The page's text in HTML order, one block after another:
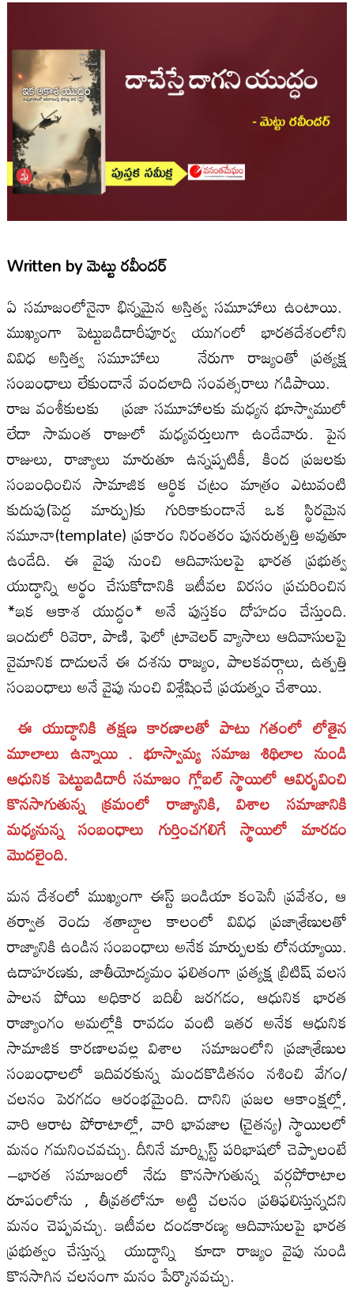
Written byమెట్టు రవీందర్
ఏ సమాజంలోనైనా భిన్నమైన అస్తిత్వ సమూహాలు ఉంటాయి.
ముఖ్యంగా పెట్టుబడిదారీపూర్వ యుగంలో భారతదేశంలోని
వివిధ అస్తిత్వ సమూహాలు నేరుగా రాజ్యంతో ప్రత్యక్ష
సంబంధాలు లేకుండానే వందలాది సంవత్సరాలు గడిపాయి.
రాజ వంశీకులకు ప్రజా సమూహాలకు మధ్యన భూస్వాములో
లేదా సామంత రాజులో మధ్యవర్తులుగా ఉండేవారు. పైన
రాజులు, రాజ్యాలు మారుతూ ఉన్నప్పటికీ, కింద ప్రజలకు
సంబంధించిన సామాజిక ఆర్థిక చట్రం మాత్రం ఎటువంటి
కుదుపు(పెద్ద మార్పు)కు గురికాకుండానే ఒక స్థిరమైన
నమూనా(template) ప్రకారం నిరంతరం పునరుత్పత్తి అవుతూ
ఉండేది. ఈ వైపు నుంచి ఆదివాసులపై భారత ప్రభుత్వ
యుద్ధాన్ని అర్థం చేసుకోడానికి ఇటీవల విరసం ప్రచురించిన
*ఇక ఆకాశ యుద్ధం* అనే పుస్తకం దోహదం చేస్తుంది.
ఇందులో రివెరా, పాణి, ఫెలో ట్రావెలర్ వ్యాసాలు ఆదివాసులపై
వైమానిక దాడులనే ఈ దశను రాజ్యం, పాలకవర్గాలు, ఉత్పత్తి
సంబంధాలు అనే వైపు నుంచి విశ్లేషించే ప్రయత్నం చేశాయి.
ఈ యుద్ధానికి తక్షణ కారణాలతో పాటు గతంలో లోతైన
మూలాలు ఉన్నాయి . భూస్వామ్య సమాజ శిథిలాల నుండి
ఆధునిక పెట్టుబడిదారీ సమాజం గ్లోబల్ స్థాయిలో ఆవిర్భవించి
కొనసాగుతున్న క్రమంలో రాజ్యానికి, విశాల సమాజానికి
మధ్యనున్న సంబంధాలు గుర్తించగలిగే స్థాయిలో మారడం
మొదలైంది.
మన దేశంలో ముఖ్యంగా ఈస్ట్ ఇండియా కంపెనీ ప్రవేశం, ఆ
తర్వాత రెండు శతాబ్దాల కాలంలో వివిధ ప్రజాశ్రేణులతో
రాజ్యానికి ఉండిన సంబంధాలు అనేక మార్పులకు లోనయ్యాయి.
ఉదాహరణకు, జాతీయోద్యమం ఫలితంగా ప్రత్యక్ష బ్రిటిష్ వలస
పాలన పోయి అధికార బదిలీ జరగడం, ఆధునిక భారత
రాజ్యాంగం అమల్లోకి రావడం వంటి ఇతర అనేక ఆధునిక
సామాజిక కారణాలవల్ల విశాల సమాజంలోని ప్రజాశ్రేణుల
సంబంధాలలో ఇదివరకున్న మందకొడితనం నశించి వేగం/
చలనం పెరగడం ఆరంభమైంది. దానిని ప్రజల ఆకాంక్షల్లో,
వారి ఆరాట పోరాటాల్లో, వారి భావజాల (చైతన్య) స్థాయిలలో
మనం గమనించవచ్చు. దీనినే మార్క్సిస్ట్ పరిభాషలో చెప్పాలంటే
–భారత సమాజంలో నేడు కొనసాగుతున్న వర్గపోరాటాల
రూపంలోను , తీవ్రతలోనూ అట్టి చలనం ప్రతిఫలిస్తున్నదని
మనం చెప్పవచ్చు. ఇటీవల దండకారణ్య ఆదివాసులపై భారత
ప్రభుత్వం చేస్తున్న యుద్ధాన్ని కూడా రాజ్యం వైపు నుండి
కొనసాగిన చలనంగా మనం పేర్కొనవచ్చు.